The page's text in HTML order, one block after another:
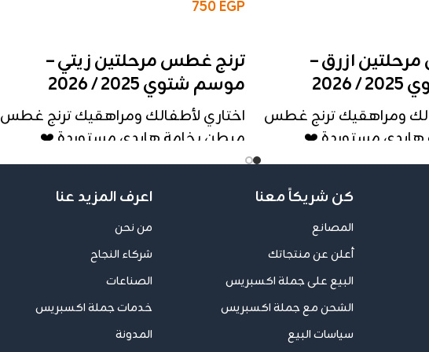
ازرق –
ومراهقيك ترنج غطس
مستوردة ❤️
تشطيب عالمي 🇪🇬، تصميم مريح،
مبطن هايدي
750EGP
ترنج غطس مرحلتين زيتي –
موسم شتوي 2025 / 2026
اختاري لأطفالك ومراهقيك ترنج غطس
مبطن بخامة هايدي مستوردة ❤️
تشطيب عالمي 🇪🇬، تصميم مريح،
👶 مرحلة الأطفال:
: غطس مبطن هايدي
السعر للقطعة الواحدة
سعر الثُرية (3 قطع)
: 720 جنيه
كن شريكاً معنا
المصانع
أعلن عن منتجاتك
البيع على جملة اكسبريس
الشحن مع جملة اكسبريس
سياسات البيع
اعرف المزيد عنا
من نحن
شركاء النجاح
الصناعات
خدمات جملة اكسبريس
المدونة